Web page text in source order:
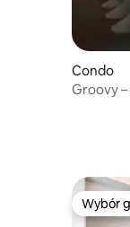
Condo
Groovy
Wybór
Wybór